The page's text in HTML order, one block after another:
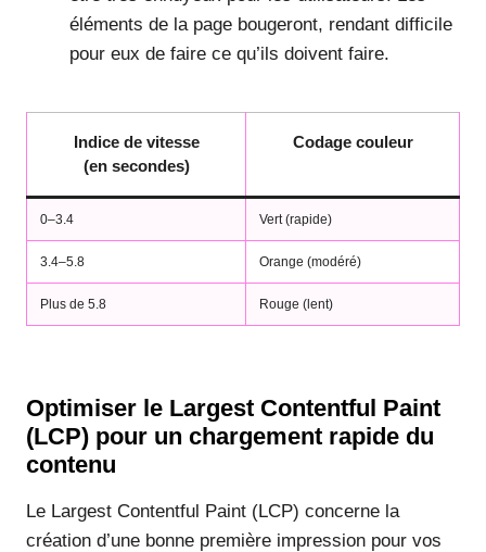
éléments de la page bougeront, rendant difficile
pour eux de faire ce qu’ils doivent faire.
Indice de vitesse
(en secondes)
Codage couleur
0–3.4 Vert (rapide)
3.4–5.8 Orange (modéré)
Plus de 5.8 Rouge (lent)
Optimiser le Largest Contentful Paint
(LCP) pour un chargement rapide du
contenu
Le Largest Contentful Paint (LCP) concerne la
création d’une bonne première impression pour vos